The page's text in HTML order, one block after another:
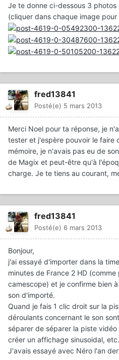
Je te donne ci-dessous 3
(cliquer dans chaque image pour
fred13841
Posté(e) 5 mars 2013
Merci Noel pour ta réponse, je
tester et j'espère pouvoir le faire
mémoire, je n'avais pas eu de
de Magix et peut-être qu'à
charge. Je te tiens au courant,
fred13841
Posté(e) 6 mars 2013
Bonjour,
j'ai essayé d'importer dans la
minutes de France 2 HD (comme
camescope) et je confirme bien
son d'importé.
Quand je fais 1 clic droit sur la
déroulants concernant le son
séparer de séparer la piste
créer un affichage sinusoidal,
J'avais essayé avec Néro l'an